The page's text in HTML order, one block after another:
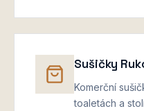
Sušičky
Komerční
toaletách a